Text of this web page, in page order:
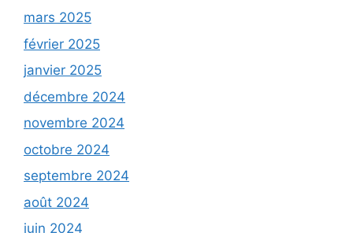
mars 2025
février 2025
janvier 2025
décembre 2024
novembre 2024
octobre 2024
septembre 2024
août 2024
juin 2024